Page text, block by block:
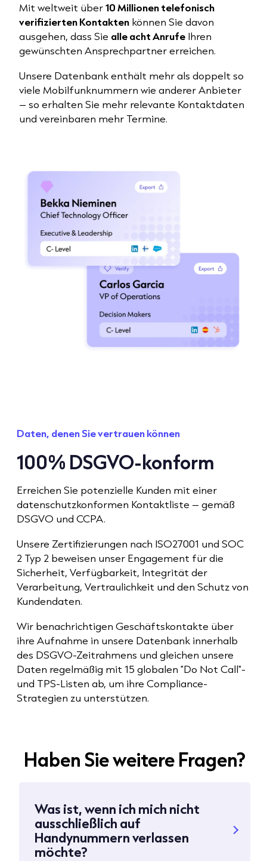
Mit weltweit über10 Millionen telefonisch
verifizierten Kontakten können Sie davon
ausgehen, dass Sie alle acht Anrufe Ihren
gewünschten Ansprechpartner erreichen.
Unsere Datenbank enthält mehr als doppelt so
viele Mobilfunknummern wie anderer Anbieter
– so erhalten Sie mehr relevante Kontaktdaten
und vereinbaren mehr Termine.
Daten, denen Sie vertrauen können
100% DSGVO-konform
Erreichen Sie potenzielle Kunden mit einer
datenschutzkonformen Kontaktliste – gemäß
DSGVO und CCPA.
Unsere Zertifizierungen nach ISO27001 und SOC
2 Typ 2 beweisen unser Engagement für die
Sicherheit, Verfügbarkeit, Integrität der
Verarbeitung, Vertraulichkeit und den Schutz von
Kundendaten.
Wir benachrichtigen Geschäftskontakte über
ihre Aufnahme in unsere Datenbank innerhalb
des DSGVO-Zeitrahmens und gleichen unsere
Daten regelmäßig mit 15 globalen "Do Not Call"-
und TPS-Listen ab, um ihre Compliance-
Strategien zu unterstützen.
Haben Sie weitere Fragen?
Was ist, wenn ich mich nicht
ausschließlich auf
Handynummern verlassen
möchte?